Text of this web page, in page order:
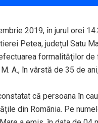
2019, în jurul orei
Petea, județul Satu
formalităţilor de
A., în vârstă de 35 de
că persoana în
din România. Pe